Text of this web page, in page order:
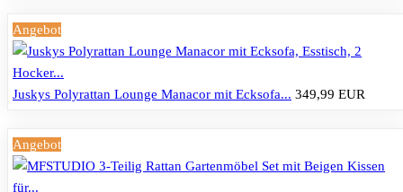
Angebot
Juskys Polyrattan Lounge Manacor mit Ecksofa... 349,99 EUR
Angebot